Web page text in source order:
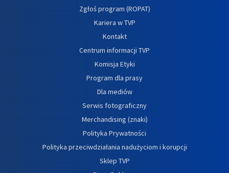
Zgłoś program (ROPAT)
Kariera w TVP
Kontakt
Centrum informacji TVP
Komisja Etyki
Program dla prasy
Dla mediów
Serwis fotograficzny
Merchandising (znaki)
Polityka Prywatności
Polityka przeciwdziałania nadużyciom i korupcji
Sklep TVP